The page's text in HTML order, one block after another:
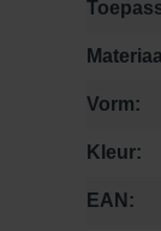
Vorm:
Kleur:
EAN: